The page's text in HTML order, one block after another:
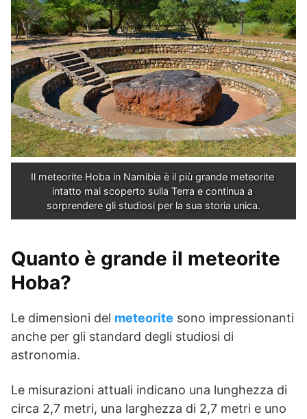
Il meteorite Hoba in Namibia è il più grande meteorite
intatto mai scoperto sulla Terra e continua a
sorprendere gli studiosi per la sua storia unica.
Quanto è grande il meteorite
Hoba?
Le dimensioni del meteorite sono impressionanti
anche per gli standard degli studiosi di
astronomia.
Le misurazioni attuali indicano una lunghezza di
circa 2,7 metri, una larghezza di 2,7 metri e uno